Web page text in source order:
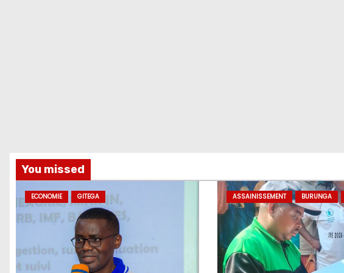
You missed
ECONOMIE GITEGA ASSAINISSEMENT BURUNGA